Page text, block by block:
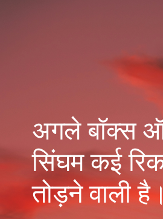
अगले बॉक्स
सिंघम कई
तोड़ने वाली